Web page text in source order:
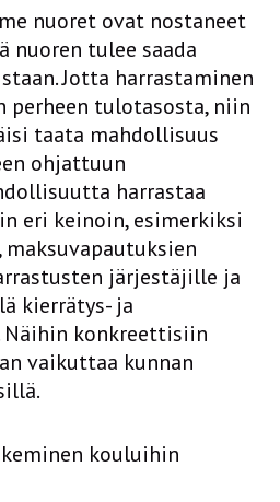
nuoret ovat nostaneet
nuoren tulee saada
Jotta harrastaminen
perheen tulotasosta, niin
taata mahdollisuus
ohjattuun
harrastaa
eri keinoin, esimerkiksi
järjestäjille ja
kierrätys- ja
konkreettisiin
vaikuttaa kunnan
kouluihin